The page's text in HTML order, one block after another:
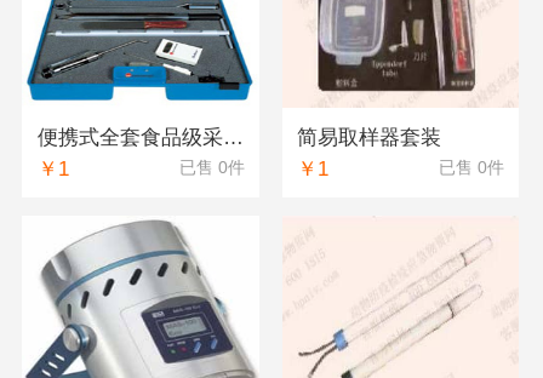
便携式全套食品级采样工具箱
￥1
已售 0件
简易取样器套装
￥1
已售 0件